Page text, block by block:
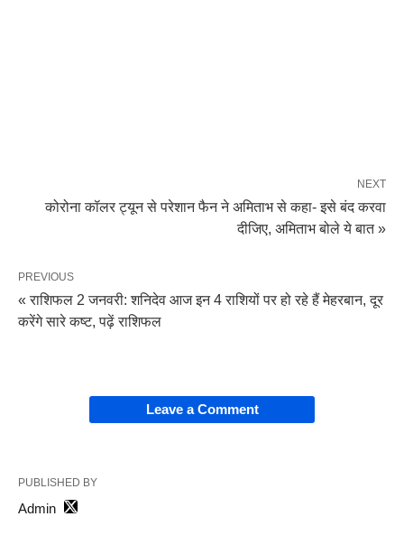
NEXT
कोरोना कॉलर ट्यून से परेशान फैन ने अमिताभ से कहा- इसे बंद करवा
दीजिए, अमिताभ बोले ये बात »
PREVIOUS
« राशिफल 2 जनवरी: शनिदेव आज इन 4 राशियों पर हो रहे हैं मेहरबान, दूर
करेंगे सारे कष्ट, पढ़ें राशिफल
Leave a Comment
PUBLISHED BY
Admin